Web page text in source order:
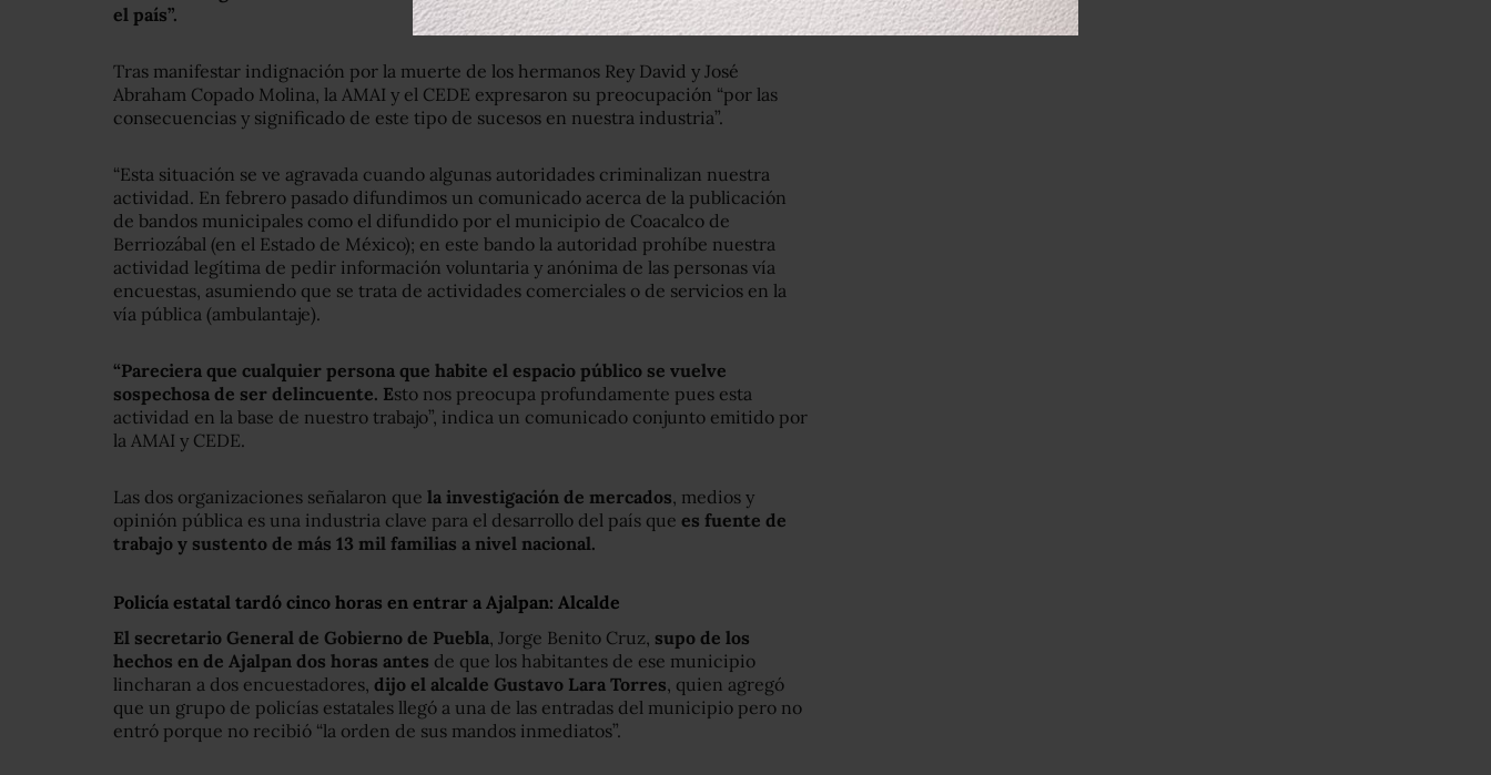
el país”.
Tras manifestar indignación por la muerte de los hermanos Rey David y José
Abraham Copado Molina, la AMAI y el CEDE expresaron su preocupación “por las
consecuencias y significado de este tipo de sucesos en nuestra industria”.
“Esta situación se ve agravada cuando algunas autoridades criminalizan nuestra
actividad. En febrero pasado difundimos un comunicado acerca de la publicación
de bandos municipales como el difundido por el municipio de Coacalco de
Berriozábal (en el Estado de México); en este bando la autoridad prohíbe nuestra
actividad legítima de pedir información voluntaria y anónima de las personas vía
encuestas, asumiendo que se trata de actividades comerciales o de servicios en la
vía pública (ambulantaje).
“Pareciera que cualquier persona que habite el espacio público se vuelve
sospechosa de ser delincuente. Esto nos preocupa profundamente pues esta
actividad en la base de nuestro trabajo”, indica un comunicado conjunto emitido por
la AMAI y CEDE.
Las dos organizaciones señalaron que la investigación de mercados, medios y
opinión pública es una industria clave para el desarrollo del país que es fuente de
trabajo y sustento de más 13 mil familias a nivel nacional.
Policía estatal tardó cinco horas en entrar a Ajalpan: Alcalde
El secretario General de Gobierno de Puebla, Jorge Benito Cruz, supo de los
hechos en de Ajalpan dos horas antes de que los habitantes de ese municipio
lincharan a dos encuestadores, dijo el alcalde Gustavo Lara Torres, quien agregó
que un grupo de policías estatales llegó a una de las entradas del municipio pero no
entró porque no recibió “la orden de sus mandos inmediatos”.